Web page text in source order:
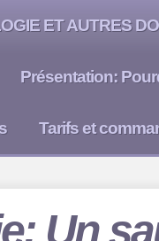
ET AUTRES
Présentation:
Tarifs et
Un